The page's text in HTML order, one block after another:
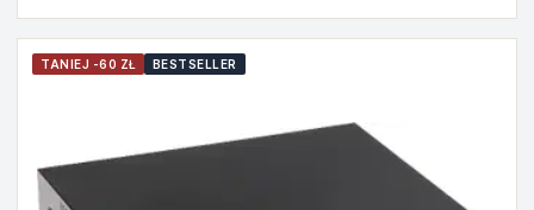
TANIEJ -60 ZŁ BESTSELLER